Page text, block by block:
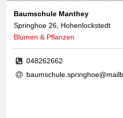
Baumschule Manthey
Springhoe 26, Hohenlockstedt
Blumen & Pflanzen
048262662